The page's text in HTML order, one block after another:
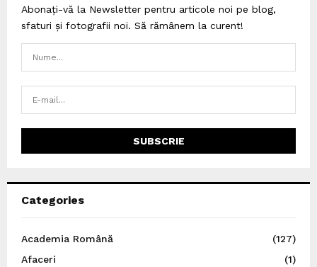
Abonați-vă la Newsletter pentru articole noi pe blog,
sfaturi și fotografii noi. Să rămânem la curent!
Categories
Academia Română
(127)
Afaceri
(1)